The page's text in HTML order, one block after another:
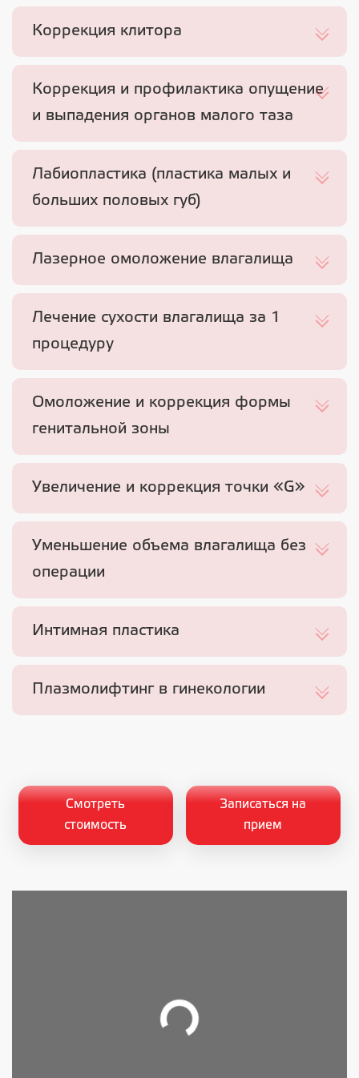
Коррекция клитора
Коррекция и профилактика опущение
и выпадения органов малого таза
Лабиопластика (пластика малых и
больших половых губ)
Лазерное омоложение влагалища
Лечение сухости влагалища за 1
процедуру
Омоложение и коррекция формы
генитальной зоны
Увеличение и коррекция точки «G»
Уменьшение объема влагалища без
операции
Интимная пластика
Плазмолифтинг в гинекологии
Смотреть
стоимость
Записаться на
прием